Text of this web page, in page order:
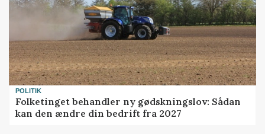
POLITIK
Folketinget behandler ny gødskningslov: Sådan
kan den ændre din bedrift fra 2027